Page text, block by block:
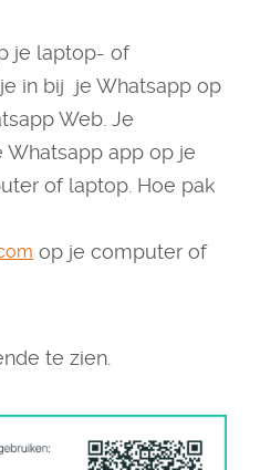
je laptop- of
in bij je Whatsapp op
Web. Je
Whatsapp app op je
of laptop. Hoe pak
op je computer of
te zien.